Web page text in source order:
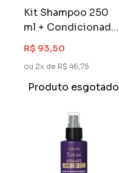
Kit Shampoo 250
ml + Condicionador
125 ml Siàge Nutri
Rosé Grátis Leave-
In 30 ml
R$ 93,50
ou 2x de R$ 46,75
Produto esgotado